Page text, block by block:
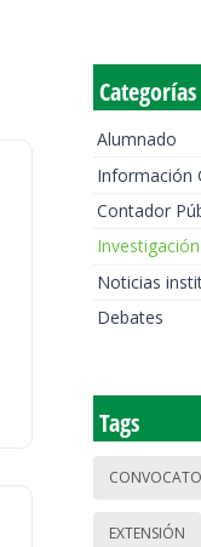
Categorías
Alumnado
Información
Contador
Investigación
Noticias
Debates
Tags
EXTENSIÓN